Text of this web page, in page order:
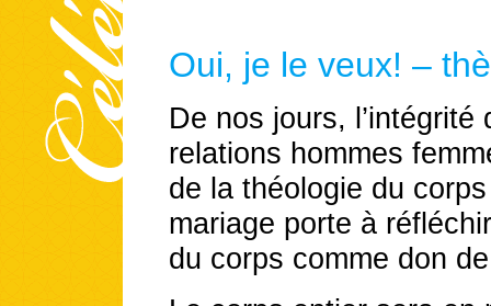
Oui, je le veux! –
De nos jours,
relations hommes
de la théologie du
mariage porte à
du corps comme don